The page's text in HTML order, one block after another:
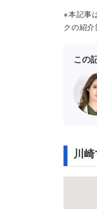
※本記事
クの紹介
この
川